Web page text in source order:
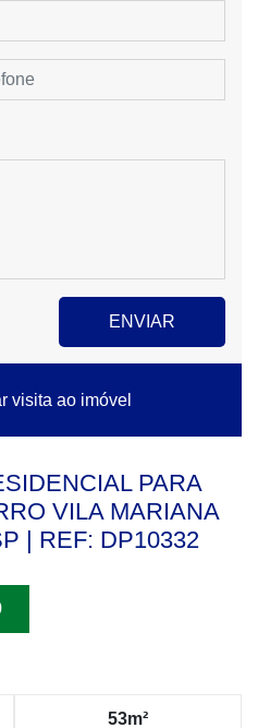
visita ao imóvel
PARA
VILA MARIANA
| REF: DP10332
53m²